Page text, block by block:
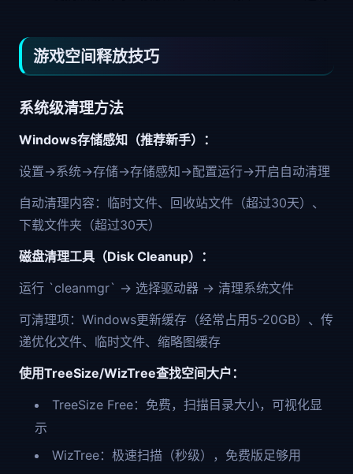
游戏空间释放技巧
系统级清理方法
Windows存储感知（推荐新手）：
设置→系统→存储→存储感知→配置运行→开启自动清理
自动清理内容：临时文件、回收站文件（超过30天）、
下载文件夹（超过30天）
磁盘清理工具（Disk Cleanup）：
运行 `cleanmgr` → 选择驱动器 → 清理系统文件
可清理项：Windows更新缓存（经常占用5-20GB）、传
递优化文件、临时文件、缩略图缓存
使用TreeSize/WizTree查找空间大户：
TreeSize Free：免费，扫描目录大小，可视化显
示
WizTree：极速扫描（秒级），免费版足够用